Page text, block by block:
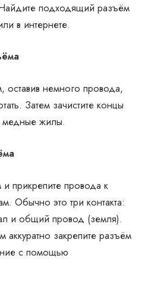
подходящий разъём
в интернете.
оставив немного провода,
Затем зачистите концы
медные жилы.
прикрепите провода к
Обычно это три контакта:
и общий провод (земля).
аккуратно закрепите разъём
с помощью